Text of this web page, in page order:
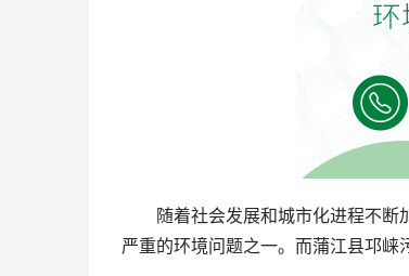
随着社会发展和城市化进程不
严重的环境问题之一。而蒲江县邛崃